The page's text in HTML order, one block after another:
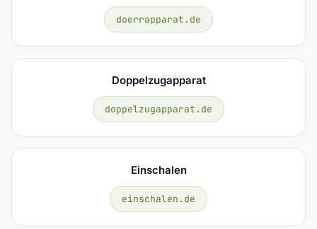
doerrapparat.de
Doppelzugapparat
doppelzugapparat.de
Einschalen
einschalen.de